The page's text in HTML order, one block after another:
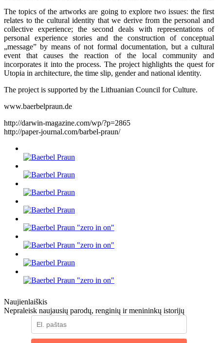
The topics of the artworks are going to explore two issues: the first
relates to the cultural identity that we derive from the personal and
collective experience; the second deals with representations of
personal experience stories and the construction of conceptual
„message” by means of not formal documentation, but a cultural
event that causes the reaction of the local community and
incorporates it into the process. The project highlights the quest for
Utopia in architecture, the time slip, gender and national identity.
The project is supported by the Lithuanian Council for Culture.
www.baerbelpraun.de
http://darwin-magazine.com/wp/?p=2865
http://paper-journal.com/barbel-praun/
Naujienlaiškis
Nepraleisk naujausių parodų, renginių ir menininkų istorijų